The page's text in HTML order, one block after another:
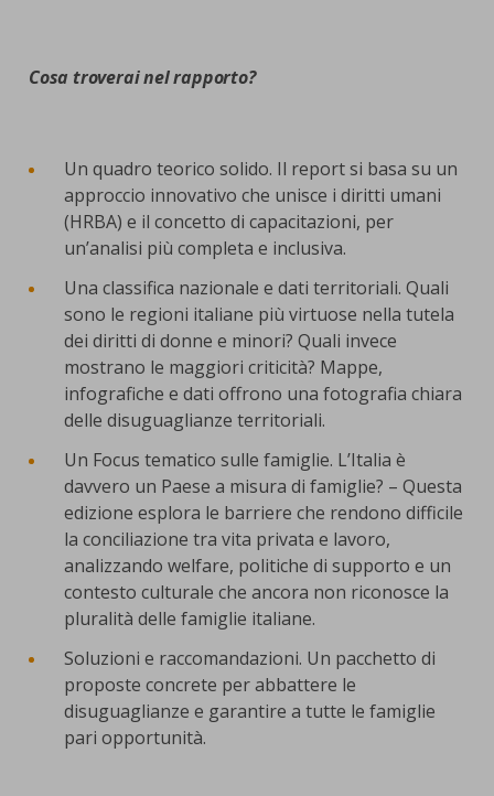
Cosa troverai nel rapporto?
Un quadro teorico solido. Il report si basa su un
approccio innovativo che unisce i diritti umani
(HRBA) e il concetto di capacitazioni, per
un’analisi più completa e inclusiva.
Una classifica nazionale e dati territoriali. Quali
sono le regioni italiane più virtuose nella tutela
dei diritti di donne e minori? Quali invece
mostrano le maggiori criticità? Mappe,
infografiche e dati offrono una fotografia chiara
delle disuguaglianze territoriali.
Un Focus tematico sulle famiglie. L’Italia è
davvero un Paese a misura di famiglie? – Questa
edizione esplora le barriere che rendono difficile
la conciliazione tra vita privata e lavoro,
analizzando welfare, politiche di supporto e un
contesto culturale che ancora non riconosce la
pluralità delle famiglie italiane.
Soluzioni e raccomandazioni. Un pacchetto di
proposte concrete per abbattere le
disuguaglianze e garantire a tutte le famiglie
pari opportunità.